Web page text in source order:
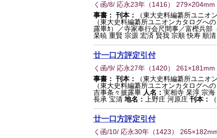
く函/8/ 応永23年 （1416） 279×204mm
事書： 刊本： （東大史料編纂所ユニオ
（東大史料編纂所ユニオンカタログへ
露畢ｶ）／寺家奉行会尺間事／富樫兵部
杲暁 重賢 宗源 宏済 賢我 宗順 快寿 順清
廿一口方評定引付
く函/9/ 応永27年 （1420） 261×181mm
事書： 刊本： （東大史料編纂所ユニオ
（東大史料編纂所ユニオンカタログへ
吉事条々披露畢 人名： 実相寺 杲淳 宗
長承 宝清 地名： 上野庄 河原庄 刊本：
廿一口方評定引付
く函/10/ 応永30年 （1423）